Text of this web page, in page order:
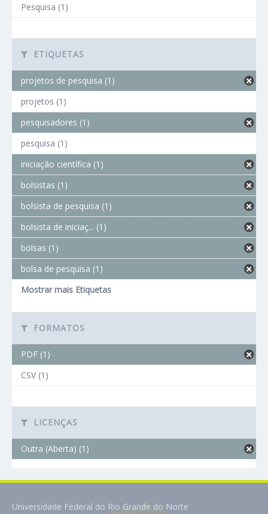
Pesquisa (1)
ETIQUETAS
projetos de pesquisa (1)
projetos (1)
pesquisadores (1)
pesquisa (1)
iniciação científica (1)
bolsistas (1)
bolsista de pesquisa (1)
bolsista de iniciaç... (1)
bolsas (1)
bolsa de pesquisa (1)
Mostrar mais Etiquetas
FORMATOS
PDF (1)
CSV (1)
LICENÇAS
Outra (Aberta) (1)
Universidade Federal do Rio Grande do Norte